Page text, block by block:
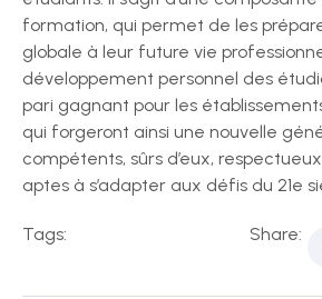
formation, qui permet de les
globale à leur future vie
développement personnel des
pari gagnant pour les
qui forgeront ainsi une nouvelle
compétents, sûrs d’eux,
aptes à s’adapter aux défis du 21e
Tags: Share: